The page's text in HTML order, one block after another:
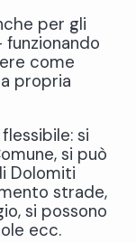
per gli
come
propria
si
si può
Dolomiti
strade,
si possono
ecc.